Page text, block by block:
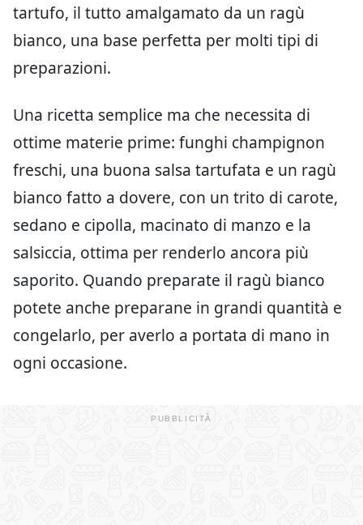
tartufo, il tutto amalgamato da un ragù
bianco, una base perfetta per molti tipi di
preparazioni.
Una ricetta semplice ma che necessita di
ottime materie prime: funghi champignon
freschi, una buona salsa tartufata e un ragù
bianco fatto a dovere, con un trito di carote,
sedano e cipolla, macinato di manzo e la
salsiccia, ottima per renderlo ancora più
saporito. Quando preparate il ragù bianco
potete anche preparane in grandi quantità e
congelarlo, per averlo a portata di mano in
ogni occasione.